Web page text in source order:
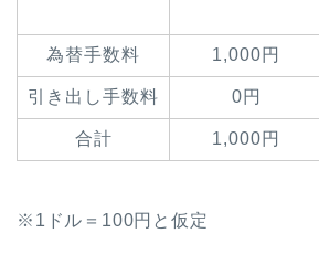
為替手数料 1,000円
引き出し手数料 0円
合計 1,000円
※1ドル＝100円と仮定